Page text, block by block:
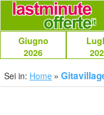
Giugno
2026
Sei in: Home